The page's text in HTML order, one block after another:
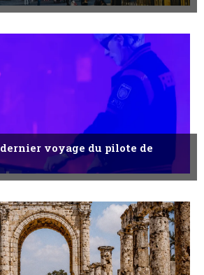
voyage du pilote de